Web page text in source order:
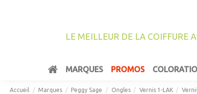
LE MEILLEUR DE LA COIFFURE
MARQUES PROMOS
Accueil Marques Peggy Sage Ongles Vernis 1-LAK